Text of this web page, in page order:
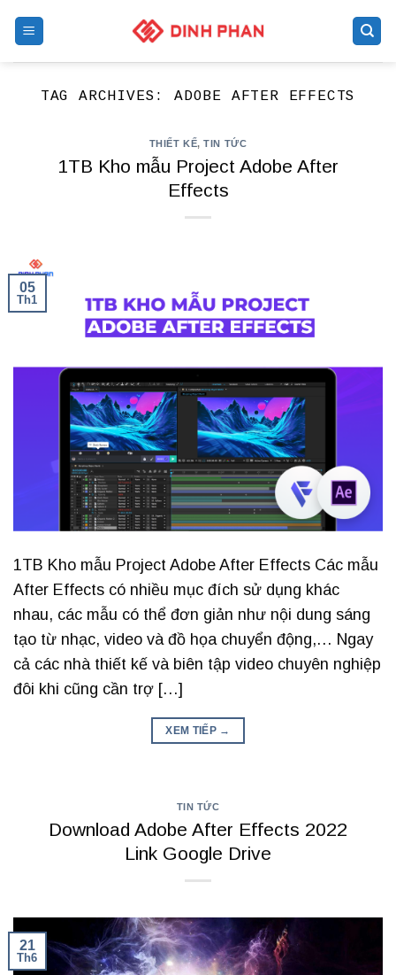
TAG ARCHIVES: ADOBE AFTER EFFECTS
THIẾT KẾ,TIN TỨC
1TB Kho mẫu Project Adobe After
Effects
05
Th1
1TB Kho mẫu Project Adobe After Effects Các mẫu
After Effects có nhiều mục đích sử dụng khác
nhau, các mẫu có thể đơn giản như nội dung sáng
tạo từ nhạc, video và đồ họa chuyển động,… Ngay
cả các nhà thiết kế và biên tập video chuyên nghiệp
đôi khi cũng cần trợ […]
XEM TIẾP →
TIN TỨC
Download Adobe After Effects 2022
Link Google Drive
21
Th6